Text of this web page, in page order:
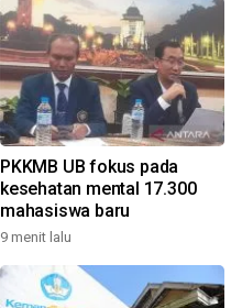
PKKMB UB fokus pada
kesehatan mental 17.300
mahasiswa baru
9 menit lalu